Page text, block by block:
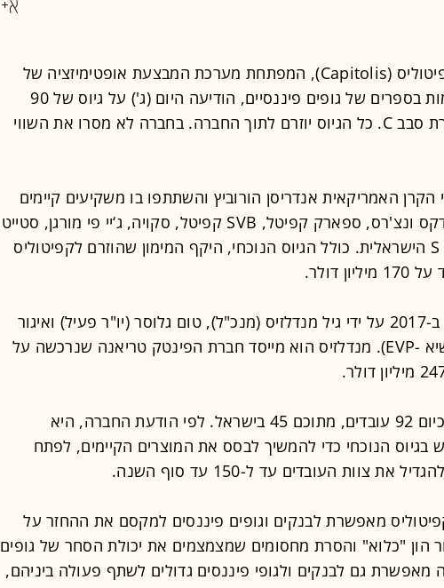
חברת הפינטק קפיטוליס (Capitolis), המפתחת מערכת המבצעת אופטימיזציה של
העסקאות הרשומות בספרים של גופים פיננסיים, הודיעה היום (ג') על גיוס של 90
מיליון דולר במסגרת סבב C. כל הגיוס יוזרם לתוך החברה. בחברה לא מסרו את השווי
הקרן האמריקאית אנדריסן הורוביץ והשתתפו בו משקיעים קיימים
של החברה - אינדקס ונצ'רס, ספארק קפיטל, SVB קפיטל, סקויה, ג‘יי פי מורגן, סטייט
סטריט ו-S Capital הישראלית. כולל הגיוס הנוכחי, היקף המימון שהוזרם לקפיטוליס
דולר.
קפיטוליס הוקמה ב-2017 על ידי גיל מנדלזיס (מנכ"ל), טום גלוסר (יו"ר פעיל) ואיגור
טלשבסקי (סגן נשיא -EVP). מנדלזיס הוא מייסד חברת הפינטק טריאנה שנרכשה על
החברה מעסיקה כיום 92 עובדים, מתוכם 45 בישראל. לפי הודעת החברה, היא
הנוכחי כדי להמשיך לבסס את המוצרים הקיימים, לפתח
את צוות העובדים עד ל-150 עד סוף השנה.
מאפשרת לבנקים וגופים פיננסים למקסם את ההחזר על
הון "כלוא" והסרת מחסומים שמצמצמים את יכולת הסחר של גופים
גם לבנקים ולגופי פיננסים גדולים לשתף פעולה ביניהם,